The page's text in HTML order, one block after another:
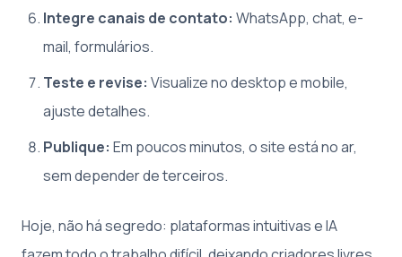
Integre canais de contato: WhatsApp, chat, e-
mail, formulários.
Teste e revise: Visualize no desktop e mobile,
ajuste detalhes.
Publique: Em poucos minutos, o site está no ar,
sem depender de terceiros.
Hoje, não há segredo: plataformas intuitivas e IA